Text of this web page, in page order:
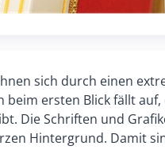
sich durch einen
beim ersten Blick fällt auf,
Die Schriften und
Hintergrund. Damit